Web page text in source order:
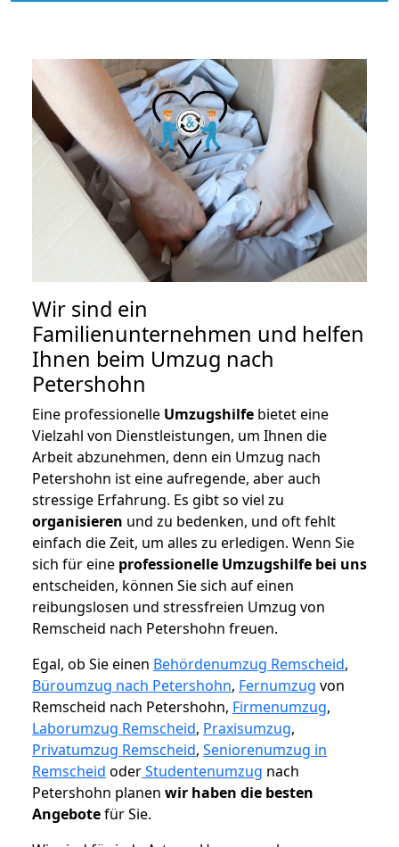
Wir sind ein
Familienunternehmen und helfen
Ihnen beim Umzug nach
Petershohn
Eine professionelle Umzugshilfe bietet eine
Vielzahl von Dienstleistungen, um Ihnen die
Arbeit abzunehmen, denn ein Umzug nach
Petershohn ist eine aufregende, aber auch
stressige Erfahrung. Es gibt so viel zu
organisieren und zu bedenken, und oft fehlt
einfach die Zeit, um alles zu erledigen. Wenn Sie
sich für eine professionelle Umzugshilfe bei uns
entscheiden, können Sie sich auf einen
reibungslosen und stressfreien Umzug von
Remscheid nach Petershohn freuen.
Egal, ob Sie einen Behördenumzug Remscheid,
Büroumzug nach Petershohn, Fernumzug von
Remscheid nach Petershohn, Firmenumzug,
Laborumzug Remscheid, Praxisumzug,
Privatumzug Remscheid, Seniorenumzug in
Remscheid oderStudentenumzug nach
Petershohn planen wir haben die besten
Angebotefür Sie.